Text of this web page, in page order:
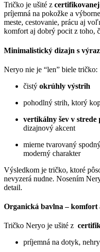
Tričko je ušité z
príjemná na pokožke a
meste, cestovanie, prácu aj
komfort aj dobrý pocit z toho,
Minimalistický dizajn s
Neryo nie je “len” biele tričko:
čistý okrúhly výstrih
pohodlný strih, ktorý
vertikálny šev v strede
dizajnový akcent
mierne tvarovaný
moderný charakter
Výsledkom je tričko, ktoré
nevyzerá nudne. Nosením
detail.
Organická bavlna –
Tričko Neryo je ušité z
príjemná na dotyk,